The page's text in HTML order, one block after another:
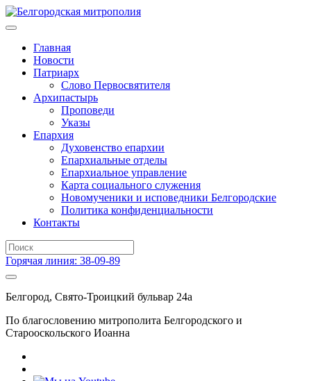
Главная
Новости
Патриарх
Слово Первосвятителя
Архипастырь
Проповеди
Указы
Епархия
Духовенство епархии
Епархиальные отделы
Епархиальное управление
Карта социального служения
Новомученики и исповедники Белгородские
Политика конфиденциальности
Контакты
Горячая линия: 38-09-89
Белгород, Свято-Троицкий бульвар 24а
По благословению митрополита Белгородского и
Старооскольского Иоанна